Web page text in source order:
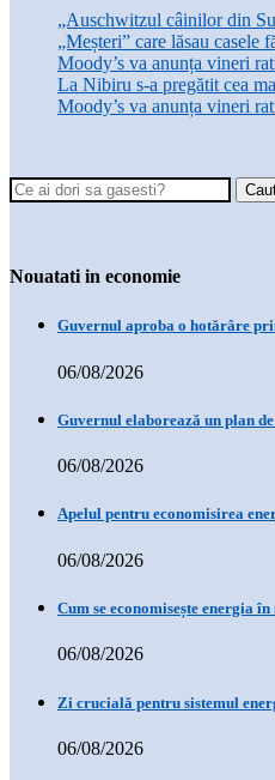
„Auschwitzul câinilor din
„Meșteri” care lăsau
Moody’s va anunța vineri
La Nibiru s-a pregătit cea
Moody’s va anunța vineri
Nouatati in economie
Guvernul aproba o hotărâre
06/08/2026
Guvernul elaborează un plan
06/08/2026
Apelul pentru economisirea
06/08/2026
Cum se economisește energia
06/08/2026
Zi crucială pentru sistemul
06/08/2026